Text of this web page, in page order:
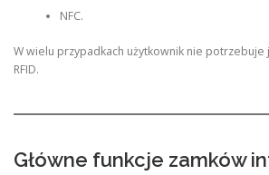
NFC.
W wielu przypadkach użytkownik nie potrzebuje
RFID.
Główne funkcje zamków